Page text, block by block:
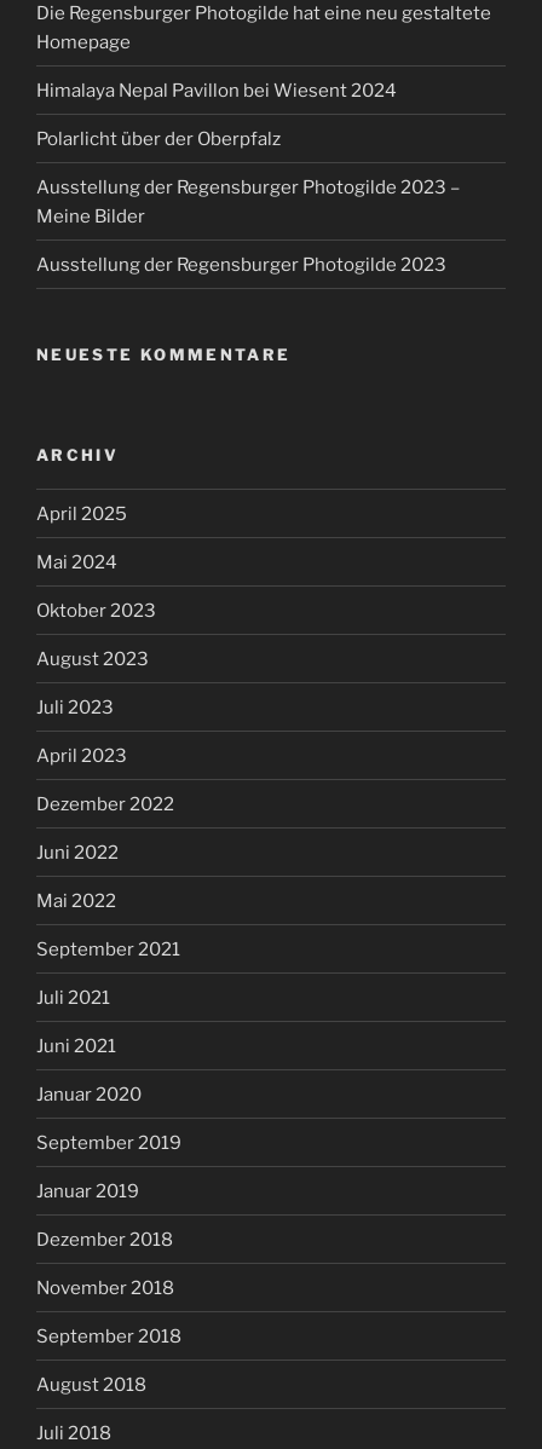
Die Regensburger Photogilde hat eine neu gestaltete
Homepage
Himalaya Nepal Pavillon bei Wiesent 2024
Polarlicht über der Oberpfalz
Ausstellung der Regensburger Photogilde 2023 –
Meine Bilder
Ausstellung der Regensburger Photogilde 2023
NEUESTE KOMMENTARE
ARCHIV
April 2025
Mai 2024
Oktober 2023
August 2023
Juli 2023
April 2023
Dezember 2022
Juni 2022
Mai 2022
September 2021
Juli 2021
Juni 2021
Januar 2020
September 2019
Januar 2019
Dezember 2018
November 2018
September 2018
August 2018
Juli 2018